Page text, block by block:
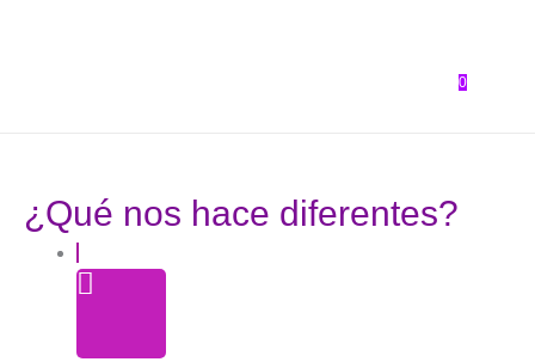
0
¿Qué nos hace diferentes?